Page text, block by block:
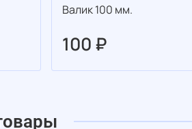
Валик 100 мм.
100 ₽